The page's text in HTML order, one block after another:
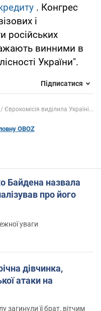
. Конгрес
і
російських
винними в
України".
Підписатися
Єврокомісія виділила Україні...
OBOZ
Байдена назвала
про його
уваги
дівчинка,
атаки на
загинули її брат, вітчим